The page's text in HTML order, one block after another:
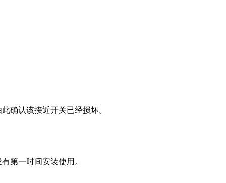
确认该接近开关已经损坏。
第一时间安装使用。